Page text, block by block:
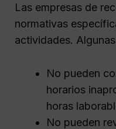
Las empresas de
normativas
actividades.
No pueden
horarios
horas
No pueden